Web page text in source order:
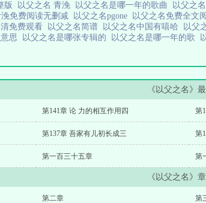
版 以父之名 青浼 以父之名是哪一年的歌曲 以父之
免费阅读无删减 以父之名pgone 以父之名免费全文
免费观看 以父之名简谱 以父之名中国有嘻哈 以父
思 以父之名是哪张专辑的 以父之名是哪一年的歌
《以父之名》
第141章 论 力的相互作用四 第
第137章 吾家有儿初长成三 第
第一百三十五章 第
《以父之名》
第二章 第